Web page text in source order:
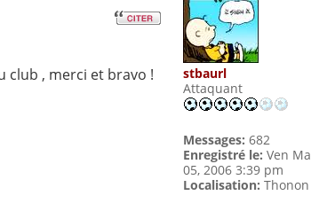
club , merci et bravo !
stbaurl
Attaquant
Messages: 682
Enregistré le: Ven
05, 2006 3:39 pm
Localisation: Thonon